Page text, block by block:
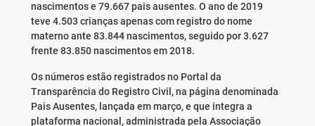
nascimentos e 79.667 pais ausentes. O ano de 2019
teve 4.503 crianças apenas com registro do nome
materno ante 83.844 nascimentos, seguido por 3.627
frente 83.850 nascimentos em 2018.
Os números estão registrados no Portal da
Transparência do Registro Civil, na página denominada
Pais Ausentes, lançada em março, e que integra a
plataforma nacional, administrada pela Associação